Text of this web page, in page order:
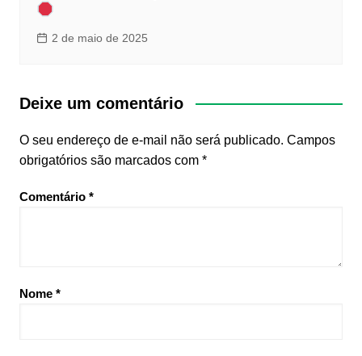
2 de maio de 2025
Deixe um comentário
O seu endereço de e-mail não será publicado. Campos
obrigatórios são marcados com *
Comentário *
Nome *